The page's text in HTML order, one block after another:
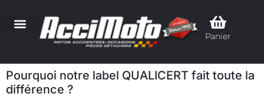
Panier
Pourquoi notre label QUALICERT fait toute la
différence ?